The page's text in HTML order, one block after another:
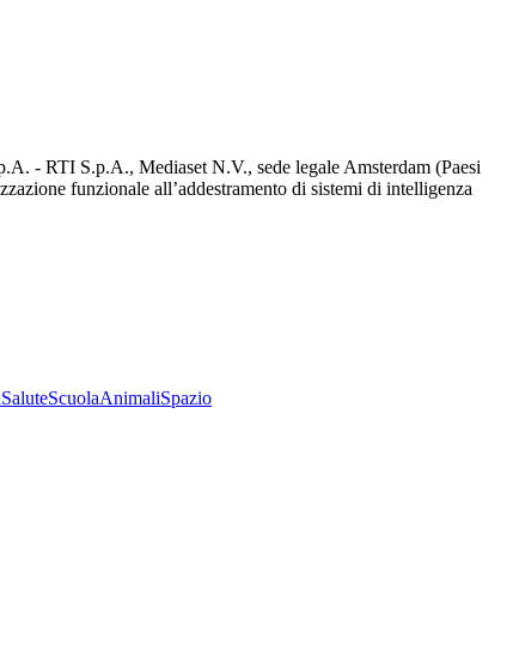
- RTI S.p.A., Mediaset N.V., sede legale Amsterdam (Paesi
funzionale all’addestramento di sistemi di intelligenza
SaluteScuolaAnimaliSpazio